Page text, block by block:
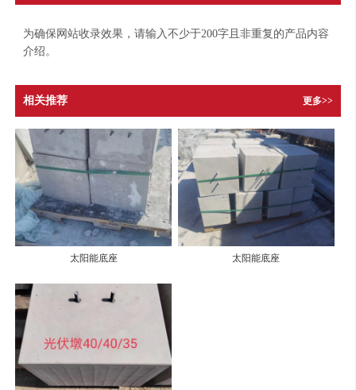
为确保网站收录效果，请输入不少于200字且非重复的产品内容
介绍。
相关推荐 更多>>
太阳能底座 太阳能底座